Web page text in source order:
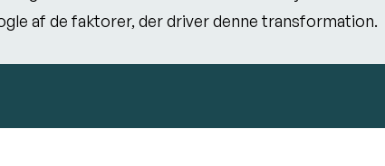
af de faktorer, der driver denne transformation.